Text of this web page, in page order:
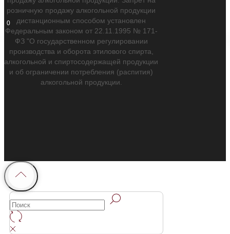
розничную продажу алкогольной продукции
дистанционным способом установлен
Федеральным законом от 22.11.1995 № 171-
ФЗ "О государственном регулировании
производства и оборота этилового спирта,
алкогольной и спиртосодержащей продукции
и об ограничении потребления (распития)
алкогольной продукции.
0